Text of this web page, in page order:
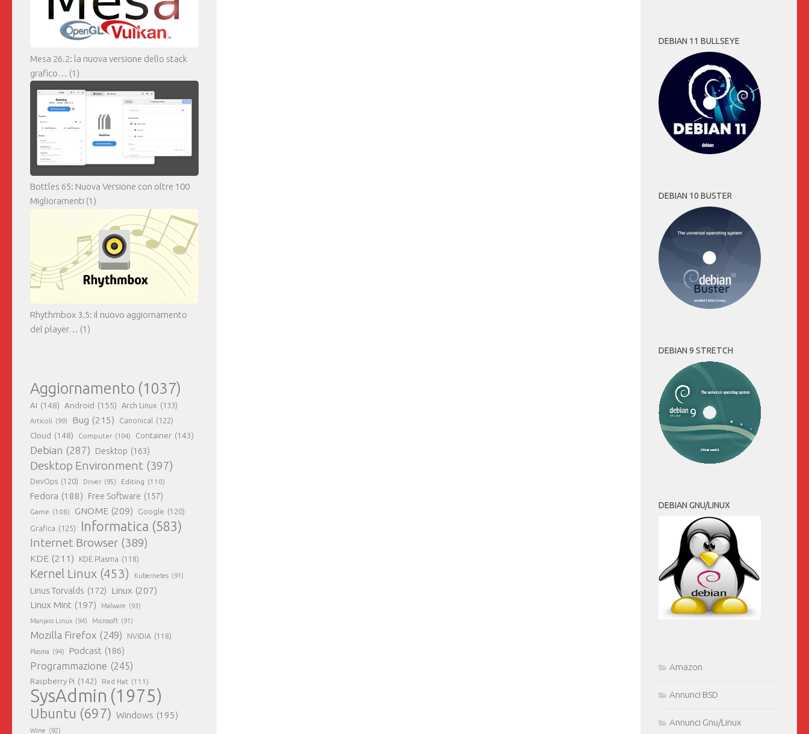
Mesa 26.2: la nuova versione dello stack
grafico… (1)
Bottles 65: Nuova Versione con oltre 100
Miglioramenti (1)
Rhythmbox 3.5: il nuovo aggiornamento
del player… (1)
Aggiornamento (1037)
AI (148) Android (155) Arch Linux (133)
Articoli (99) Bug (215) Canonical (122)
Cloud (148) Computer (104) Container (143)
Debian (287) Desktop (163)
Desktop Environment (397)
DevOps (120) Driver (95) Editing (110)
Fedora (188) Free Software (157)
Game (108) GNOME (209) Google (120)
Grafica (125) Informatica (583)
Internet Browser (389)
KDE (211) KDE Plasma (118)
Kernel Linux (453) Kubernetes (91)
Linus Torvalds (172) Linux (207)
Linux Mint (197) Malware (93)
Manjaro Linux (94) Microsoft (91)
Mozilla Firefox (249) NVIDIA (118)
Plasma (94) Podcast (186)
Programmazione (245)
Raspberry Pi (142) Red Hat (111)
SysAdmin (1975)
Ubuntu (697) Windows (195)
Wine (92)
DEBIAN 11 BULLSEYE
DEBIAN 10 BUSTER
DEBIAN 9 STRETCH
DEBIAN GNU/LINUX
Amazon
Annunci BSD
Annunci Gnu/Linux